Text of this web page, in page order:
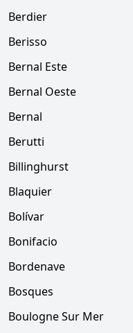
Berdier
Berisso
Bernal Este
Bernal Oeste
Bernal
Berutti
Billinghurst
Blaquier
Bolívar
Bonifacio
Bordenave
Bosques
Boulogne Sur Mer